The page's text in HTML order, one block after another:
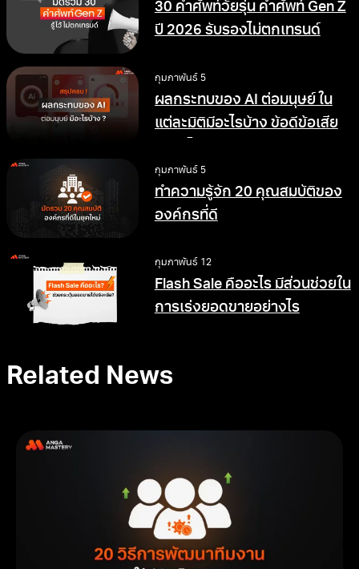
30 คำศัพท์วัยรุ่น คำศัพท์ Gen Z
ปี 2026 รับรองไม่ตกเทรนด์
กุมภาพันธ์ 5
ผลกระทบของ AI ต่อมนุษย์ ใน
แต่ละมิติมีอะไรบ้าง ข้อดีข้อเสีย
กุมภาพันธ์ 5
ทำความรู้จัก 20 คุณสมบัติของ
องค์กรที่ดี
กุมภาพันธ์ 12
Flash Sale คืออะไร มีส่วนช่วยใน
การเร่งยอดขายอย่างไร
Related News